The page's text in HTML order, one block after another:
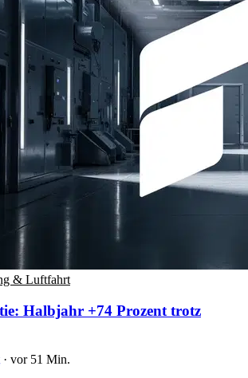
& Luftfahrt
Halbjahr +74 Prozent trotz
· vor 51 Min.